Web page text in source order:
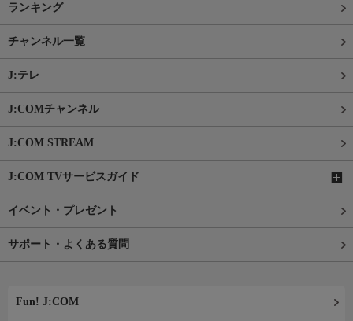
ランキング
チャンネル一覧
J:テレ
J:COMチャンネル
J:COM STREAM
J:COM TVサービスガイド
イベント・プレゼント
サポート・よくある質問
Fun! J:COM